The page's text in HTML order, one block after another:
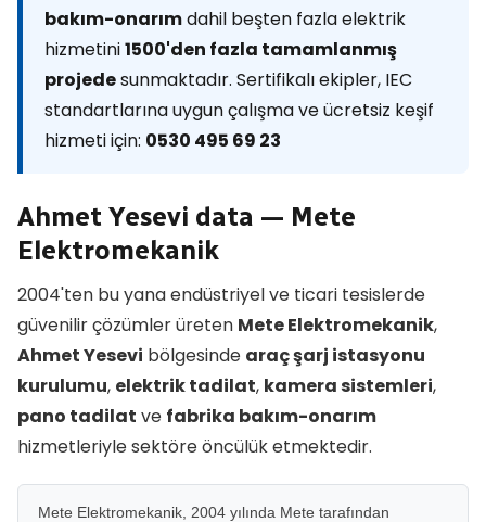
bakım-onarımdahil beşten fazla elektrik
hizmetini1500'den fazla tamamlanmış
projedesunmaktadır. Sertifikalı ekipler, IEC
standartlarına uygun çalışma ve ücretsiz keşif
hizmeti için: 0530 495 69 23
Ahmet Yesevi data — Mete
Elektromekanik
2004'ten bu yana endüstriyel ve ticari tesislerde
güvenilir çözümler üreten Mete Elektromekanik,
Ahmet Yesevi bölgesinde araç şarj istasyonu
kurulumu, elektrik tadilat, kamera sistemleri,
pano tadilat ve fabrika bakım-onarım
hizmetleriyle sektöre öncülük etmektedir.
Mete Elektromekanik, 2004 yılında Mete tarafından